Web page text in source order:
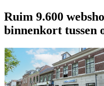
Ruim 9.600
binnenkort tussen